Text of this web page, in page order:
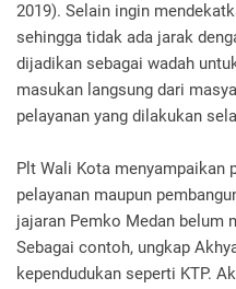
2019). Selain ingin
sehingga tidak ada jarak
dijadikan sebagai wadah
masukan langsung dari
pelayanan yang dilakukan
Plt Wali Kota menyampaikan
pelayanan maupun
jajaran Pemko Medan belum
Sebagai contoh, ungkap
kependudukan seperti KTP.